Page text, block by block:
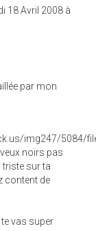
18 Avril 2008 à
par mon
noirs pas
triste sur ta
content de
vas super